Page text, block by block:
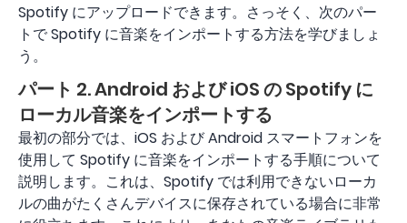
Spotify にアップロードできます。さっそく、次のパー
トで Spotify に音楽をインポートする方法を学びましょ
う。
パート 2. Android および iOS の Spotify に
ローカル音楽をインポートする
最初の部分では、iOS および Android スマートフォンを
使用して Spotify に音楽をインポートする手順について
説明します。これは、Spotify では利用できないローカ
ルの曲がたくさんデバイスに保存されている場合に非常